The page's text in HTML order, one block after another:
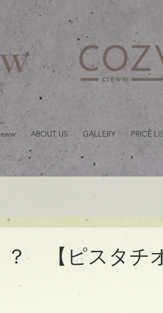
ABOUT US GALLERY PRICE
【ピスタチ